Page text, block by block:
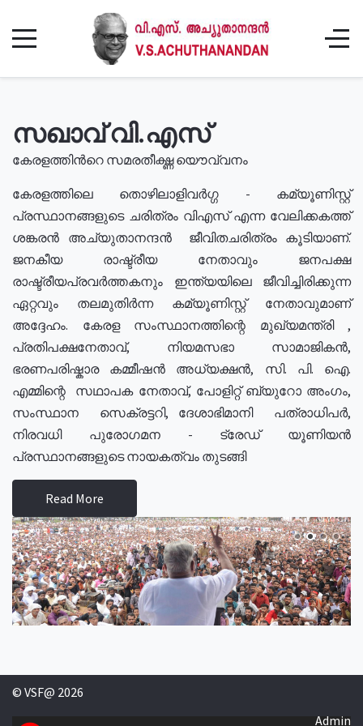
സഖാവ് വി.എസ്
കേരളത്തിൻറെ സമരതീക്ഷ്ണ യൌവ്വനം
കേരളത്തിലെ തൊഴിലാളിവർഗ്ഗ - കമ്യൂണിസ്റ്റ്
പ്രസ്ഥാനങ്ങളുടെ ചരിത്രം വിഎസ് എന്ന വേലിക്കകത്ത്
ശങ്കരൻ അച്യുതാനന്ദൻ ജീവിതചരിത്രം കൂടിയാണ്.
ജനകീയ രാഷ്ട്രീയ നേതാവും ജനപക്ഷ
രാഷ്ട്രീയപ്രവർത്തകനും ഇന്ത്യയിലെ ജീവിച്ചിരിക്കുന്ന
ഏറ്റവും തലമുതിർന്ന കമ്യൂണിസ്റ്റ് നേതാവുമാണ്
അദ്ദേഹം. കേരള സംസ്ഥാനത്തിന്റെ മുഖ്യമന്ത്രി ,
പ്രതിപക്ഷനേതാവ്, നിയമസഭാ സാമാജികൻ,
ഭരണപരിഷ്കാര കമ്മീഷൻ അധ്യക്ഷൻ, സി. പി. ഐ.
എമ്മിന്റെ സഥാപക നേതാവ്, പോളിറ്റ് ബ്യുറോ അംഗം,
സംസ്ഥാന സെക്രട്ടറി, ദേശാഭിമാനി പത്രാധിപർ,
നിരവധി പുരോഗമന - ട്രേഡ് യൂണിയൻ
പ്രസ്ഥാനങ്ങളുടെ നായകത്വം തുടങ്ങി
Read More
© VSF@ 2026
Admin